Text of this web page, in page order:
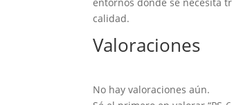
entornos donde se necesita
calidad.
Valoraciones
No hay valoraciones aún.